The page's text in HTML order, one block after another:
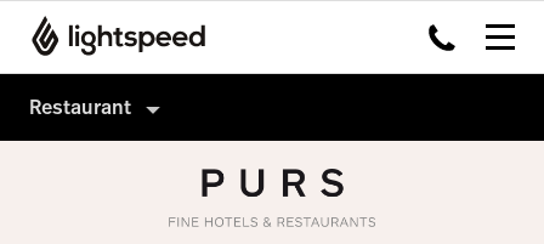
Restaurant